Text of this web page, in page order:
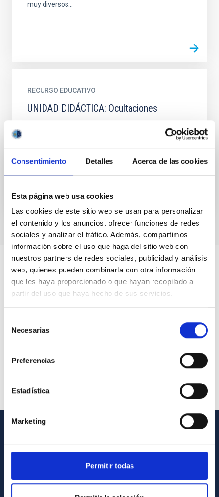
Consentimiento Detalles Acerca de las cookies
Esta página web usa cookies
Las cookies de este sitio web se usan para personalizar
el contenido y los anuncios, ofrecer funciones de redes
sociales y analizar el tráfico. Además, compartimos
información sobre el uso que haga del sitio web con
nuestros partners de redes sociales, publicidad y análisis
web, quienes pueden combinarla con otra información
que les haya proporcionado o que hayan recopilado a
partir del uso que haya hecho de sus servicios.
Necesarias
Preferencias
Estadística
Marketing
Permitir todas
muy diversos...
RECURSO EDUCATIVO
UNIDAD DIDÁCTICA: Ocultaciones
colaboración con la FECYT. Una ocultación es la
Directorio de personal